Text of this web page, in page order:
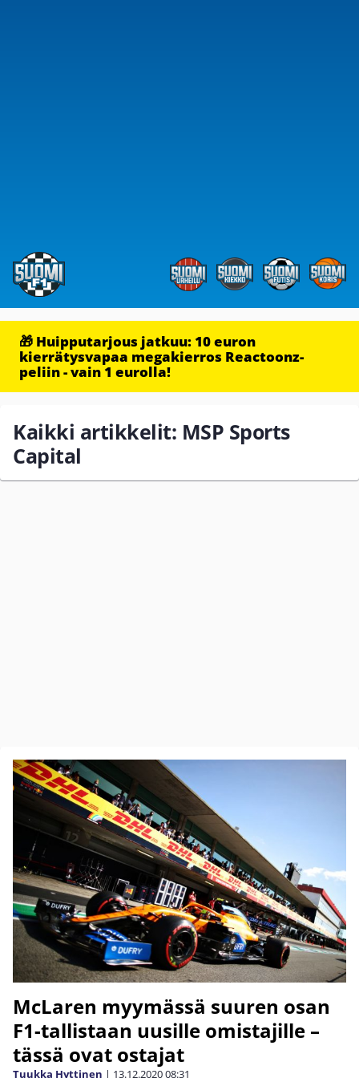
🎁 Huipputarjous jatkuu: 10 euron
kierrätysvapaa megakierros Reactoonz-
peliin - vain 1 eurolla!
Kaikki artikkelit: MSP Sports
Capital
McLaren myymässä suuren osan
F1-tallistaan uusille omistajille –
tässä ovat ostajat
Tuukka Hyttinen | 13.12.202008:31